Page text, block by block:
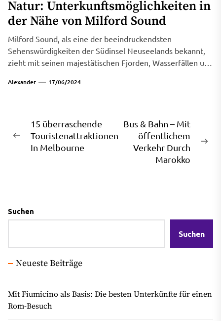
Natur: Unterkunftsmöglichkeiten in
der Nähe von Milford Sound
Milford Sound, als eine der beeindruckendsten
Sehenswürdigkeiten der Südinsel Neuseelands bekannt,
zieht mit seinen majestätischen Fjorden, Wasserfällen und
Alexander 17/06/2024
Beitragsnavigation
Previous
post:
15 überraschende
Touristenattraktionen
In Melbourne
Bus & Bahn – Mit
öffentlichem
Verkehr Durch
Marokko
Suchen
Suchen
Neueste Beiträge
Mit Fiumicino als Basis: Die besten Unterkünfte für einen
Rom-Besuch